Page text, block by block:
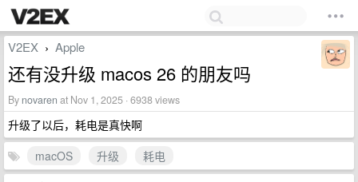
V2EX › Apple
还有没升级 macos 26 的朋友吗
By novaren at Nov 1, 2025 · 6938 views
升级了以后，耗电是真快啊
macOS
升级
耗电